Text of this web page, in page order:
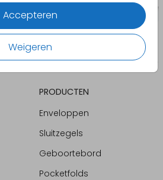
Accepteren
Weigeren
PRODUCTEN
Enveloppen
Sluitzegels
Geboortebord
Pocketfolds